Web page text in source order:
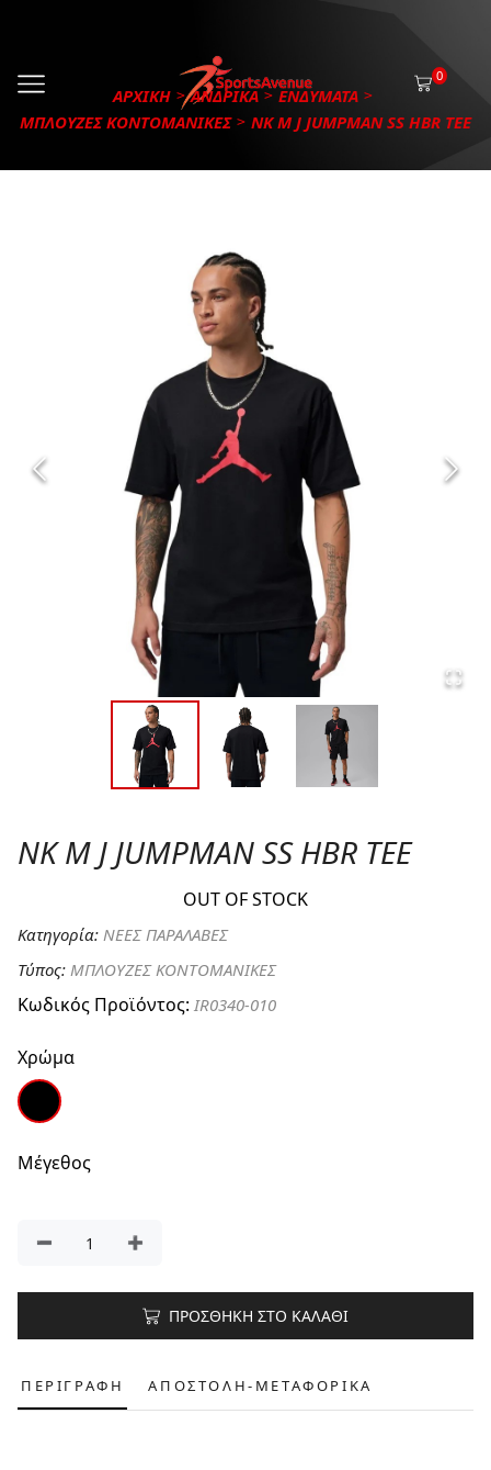
0
ΑΡΧΙΚΗ ΑΝΔΡΙΚΑ
ΕΝΔΥΜΑΤΑ
ΜΠΛΟΥΖΕΣ ΚΟΝΤΟΜΑΝΙΚΕΣ
NK M J JUMPMAN SS HBR TEE
NK M J JUMPMAN SS HBR TEE
OUT OF STOCK
Κατηγορία: ΝΕΕΣ ΠΑΡΑΛΑΒΕΣ
Τύπος: ΜΠΛΟΥΖΕΣ ΚΟΝΤΟΜΑΝΙΚΕΣ
Κωδικός Προϊόντος: IR0340-010
Χρώμα
Μέγεθος
ΠΡΟΣΘΗΚΗ ΣΤΟ ΚΑΛΑΘΙ
ΠΕΡΙΓΡΑΦΗ ΑΠΟΣΤΟΛΗ-ΜΕΤΑΦΟΡΙΚΑ